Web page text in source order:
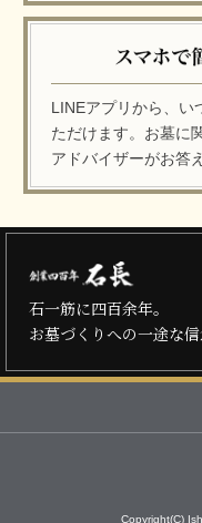
LINEアプリから、い
ただけます。お墓に
アドバイザーがお答
石一筋に四百余年。
お墓づくりへの一途な信
Copyright(C)